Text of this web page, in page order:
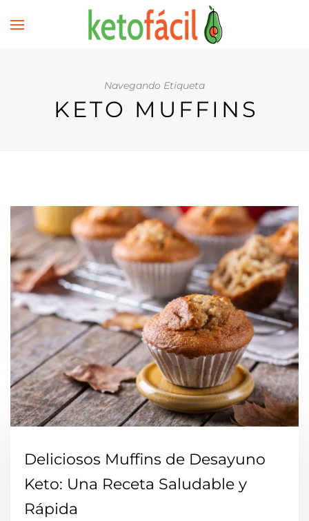
Navegando Etiqueta
KETO MUFFINS
Deliciosos Muffins de Desayuno
Keto: Una Receta Saludable y
Rápida